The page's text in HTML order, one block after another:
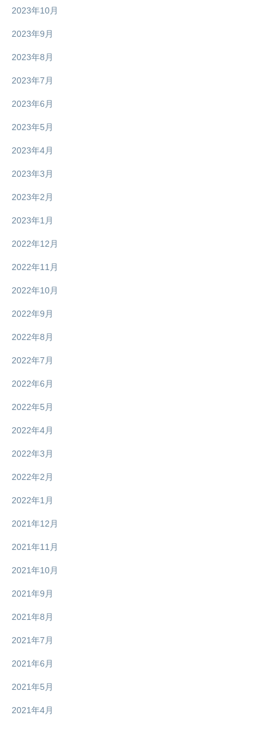
2023年10月
2023年9月
2023年8月
2023年7月
2023年6月
2023年5月
2023年4月
2023年3月
2023年2月
2023年1月
2022年12月
2022年11月
2022年10月
2022年9月
2022年8月
2022年7月
2022年6月
2022年5月
2022年4月
2022年3月
2022年2月
2022年1月
2021年12月
2021年11月
2021年10月
2021年9月
2021年8月
2021年7月
2021年6月
2021年5月
2021年4月